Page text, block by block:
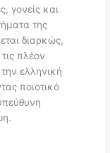
γονείς και
της
διαρκώς,
πλέον
ελληνική
ποιοτικό